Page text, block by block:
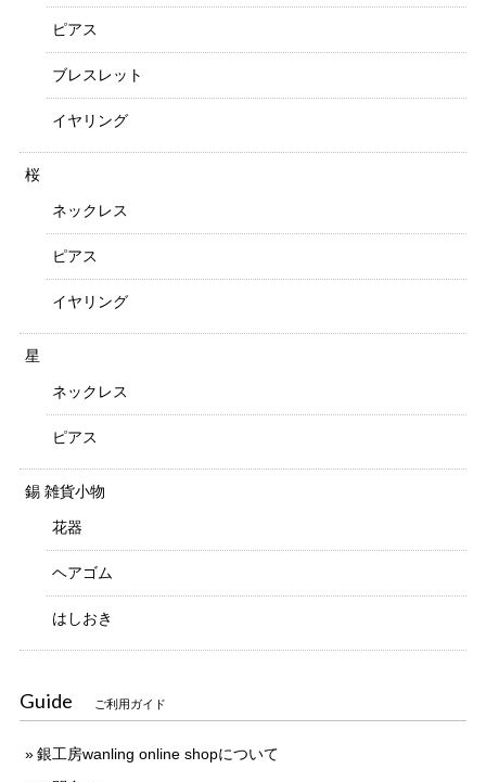
ピアス
ブレスレット
イヤリング
桜
ネックレス
ピアス
イヤリング
星
ネックレス
ピアス
錫 雑貨小物
花器
ヘアゴム
はしおき
Guide ご利用ガイド
銀工房wanling online shopについて